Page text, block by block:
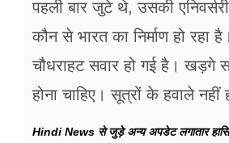
पहली बार जुटे थे, उसकी
कौन से भारत का निर्माण हो रहा
चौधराहट सवार हो गई है। खड़गे
होना चाहिए। सूत्रों के हवाले नहीं
Hindi News से जुड़े अन्य अपडेट लगातार